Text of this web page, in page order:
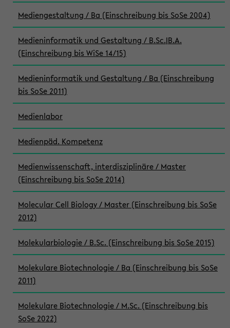
Mediengestaltung / Ba (Einschreibung bis SoSe 2004)
Medieninformatik und Gestaltung / B.Sc.|B.A.
(Einschreibung bis WiSe 14/15)
Medieninformatik und Gestaltung / Ba (Einschreibung
bis SoSe 2011)
Medienlabor
Medienpäd. Kompetenz
Medienwissenschaft, interdisziplinäre / Master
(Einschreibung bis SoSe 2014)
Molecular Cell Biology / Master (Einschreibung bis SoSe
2012)
Molekularbiologie / B.Sc. (Einschreibung bis SoSe 2015)
Molekulare Biotechnologie / Ba (Einschreibung bis SoSe
2011)
Molekulare Biotechnologie / M.Sc. (Einschreibung bis
SoSe 2022)